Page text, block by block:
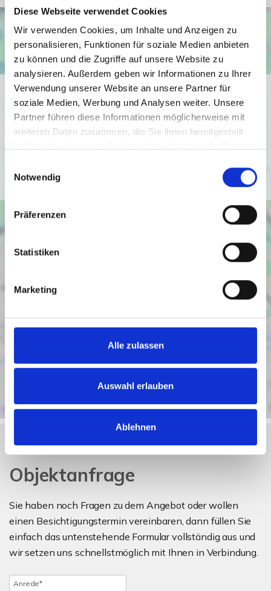
Diese Webseite verwendet Cookies
Wir verwenden Cookies, um Inhalte und Anzeigen zu
personalisieren, Funktionen für soziale Medien anbieten
zu können und die Zugriffe auf unsere Website zu
analysieren. Außerdem geben wir Informationen zu Ihrer
Verwendung unserer Website an unsere Partner für
soziale Medien, Werbung und Analysen weiter. Unsere
Partner führen diese Informationen möglicherweise mit
weiteren Daten zusammen, die Sie ihnen bereitgestellt
Notwendig
Präferenzen
Statistiken
Marketing
Alle zulassen
Auswahl erlauben
Ablehnen
Ich bin damit einverstanden, dass mir Karten von Google
angezeigt werden. Es gelten die
Datenschutzbedingungen von Google
Objektanfrage
Sie haben noch Fragen zu dem Angebot oder wollen
einen Besichtigungstermin vereinbaren, dann füllen Sie
einfach das untenstehende Formular vollständig aus und
wir setzen uns schnellstmöglich mit Ihnen in Verbindung.